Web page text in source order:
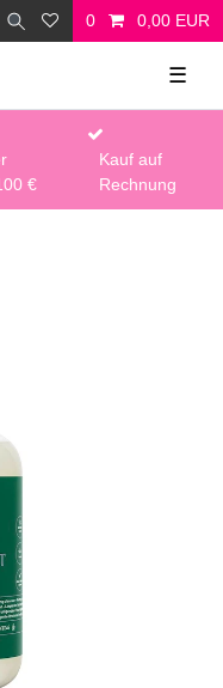
0 0,00 EUR
☰
€
Kauf auf
Rechnung